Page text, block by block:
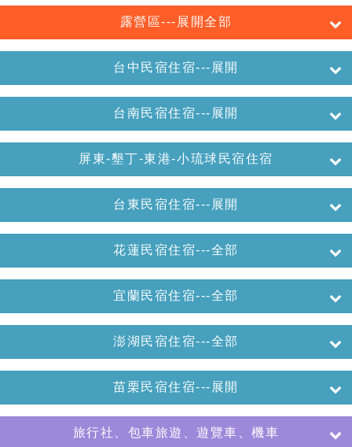
露營區---展開全部
台中民宿住宿---展開
台南民宿住宿---展開
屏東-墾丁-東港-小琉球民宿住宿
台東民宿住宿---展開
花蓮民宿住宿---全部
宜蘭民宿住宿---全部
澎湖民宿住宿---全部
苗栗民宿住宿---展開
旅行社、包車旅遊、遊覽車、機車